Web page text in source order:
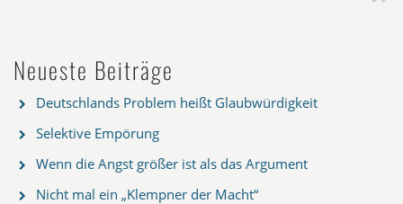
Neueste Beiträge
Deutschlands Problem heißt Glaubwürdigkeit
Selektive Empörung
Wenn die Angst größer ist als das Argument
Nicht mal ein „Klempner der Macht“